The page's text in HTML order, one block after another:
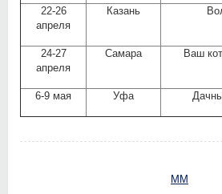
22-26
апреля
Казань
24-27
апреля
Самара Ваш
6-9 мая Уфа
MM